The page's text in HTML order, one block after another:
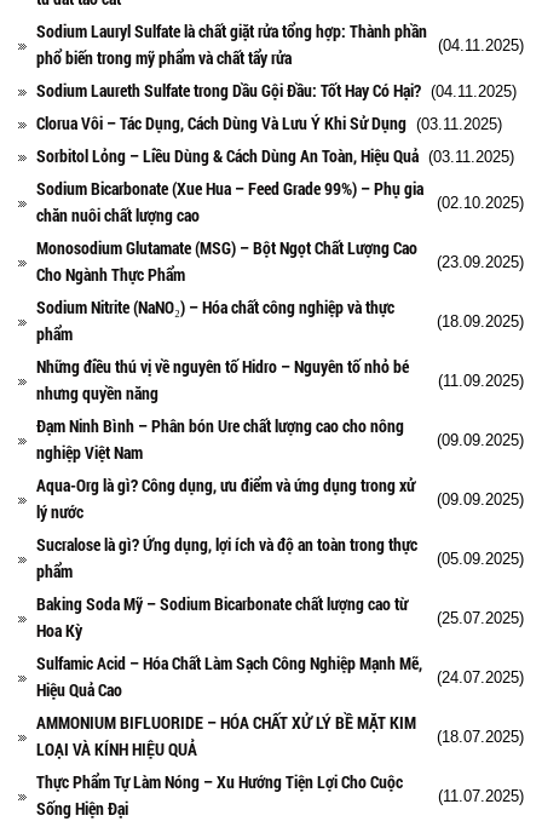
Sodium Lauryl Sulfate là chất giặt rửa tổng hợp: Thành phần
phổ biến trong mỹ phẩm và chất tẩy rửa
(04.11.2025)
Sodium Laureth Sulfate trong Dầu Gội Đầu: Tốt Hay Có Hại? (04.11.2025)
Clorua Vôi – Tác Dụng, Cách Dùng Và Lưu Ý Khi Sử Dụng (03.11.2025)
Sorbitol Lỏng – Liều Dùng & Cách Dùng An Toàn, Hiệu Quả (03.11.2025)
Sodium Bicarbonate (Xue Hua – Feed Grade 99%) – Phụ gia
chăn nuôi chất lượng cao
(02.10.2025)
Monosodium Glutamate (MSG) – Bột Ngọt Chất Lượng Cao
Cho Ngành Thực Phẩm
(23.09.2025)
Sodium Nitrite (NaNO₂) – Hóa chất công nghiệp và thực
phẩm
(18.09.2025)
Những điều thú vị về nguyên tố Hidro – Nguyên tố nhỏ bé
nhưng quyền năng
(11.09.2025)
Đạm Ninh Bình – Phân bón Ure chất lượng cao cho nông
nghiệp Việt Nam
(09.09.2025)
Aqua-Org là gì? Công dụng, ưu điểm và ứng dụng trong xử
lý nước
(09.09.2025)
Sucralose là gì? Ứng dụng, lợi ích và độ an toàn trong thực
phẩm
(05.09.2025)
Baking Soda Mỹ – Sodium Bicarbonate chất lượng cao từ
Hoa Kỳ
(25.07.2025)
Sulfamic Acid – Hóa Chất Làm Sạch Công Nghiệp Mạnh Mẽ,
Hiệu Quả Cao
(24.07.2025)
AMMONIUM BIFLUORIDE – HÓA CHẤT XỬ LÝ BỀ MẶT KIM
LOẠI VÀ KÍNH HIỆU QUẢ
(18.07.2025)
Thực Phẩm Tự Làm Nóng – Xu Hướng Tiện Lợi Cho Cuộc
Sống Hiện Đại
(11.07.2025)